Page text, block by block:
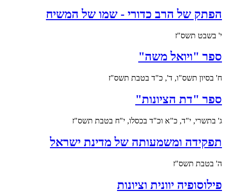
הפתק של הרב כדורי - שמו של המשיח
י' בשבט תשס"ז
ספר "ויואל משה"
ח' בסיון תשס"ו, ד', כ"ד בטבת תשס"ז
ספר "דת הציונות"
ג' בתשרי, י"ד, כ"א וכ"ד בכסלו, י"ח בטבת תשס"ז
תפקידה ומשמעותה של מדינת ישראל
ה' בטבת תשס"ז
פילוסופיה יוונית וציונות